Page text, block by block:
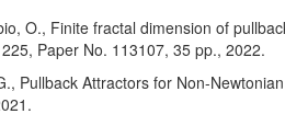
O., Finite fractal dimension of
Paper No. 113107, 35 pp., 2022.
Pullback Attractors for Non-